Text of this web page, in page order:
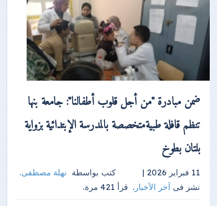
ضمن مبادرة "من أجل قلوب أطفالنا": جامعة بنها
تنظم قافلة طبيةمتخصصة بالمدرسة الإبتدائية بزواية
بلتان بطوخ
11 فبراير 2026 | كتب بواسطة نهلة مصطفى.
نشر فى آخر الأخبار . قرأ 421 مرة.